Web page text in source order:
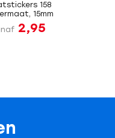
158
15mm
2,95